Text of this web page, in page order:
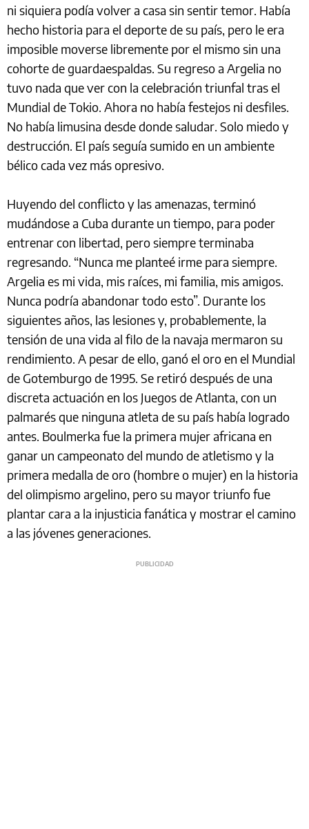
ni siquiera podía volver a casa sin sentir temor. Había
hecho historia para el deporte de su país, pero le era
imposible moverse libremente por el mismo sin una
cohorte de guardaespaldas. Su regreso a Argelia no
tuvo nada que ver con la celebración triunfal tras el
Mundial de Tokio. Ahora no había festejos ni desfiles.
No había limusina desde donde saludar. Solo miedo y
destrucción. El país seguía sumido en un ambiente
bélico cada vez más opresivo.
Huyendo del conflicto y las amenazas, terminó
mudándose a Cuba durante un tiempo, para poder
entrenar con libertad, pero siempre terminaba
regresando. “Nunca me planteé irme para siempre.
Argelia es mi vida, mis raíces, mi familia, mis amigos.
Nunca podría abandonar todo esto”. Durante los
siguientes años, las lesiones y, probablemente, la
tensión de una vida al filo de la navaja mermaron su
rendimiento. A pesar de ello, ganó el oro en el Mundial
de Gotemburgo de 1995. Se retiró después de una
discreta actuación en los Juegos de Atlanta, con un
palmarés que ninguna atleta de su país había logrado
antes. Boulmerka fue la primera mujer africana en
ganar un campeonato del mundo de atletismo y la
primera medalla de oro (hombre o mujer) en la historia
del olimpismo argelino, pero su mayor triunfo fue
plantar cara a la injusticia fanática y mostrar el camino
a las jóvenes generaciones.